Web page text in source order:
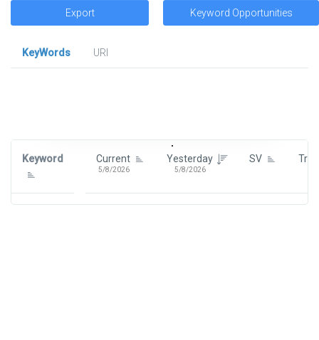
Export Keyword Opportunities
KeyWords
URl
Keyword Current
5/8/2026
Yesterday
5/8/2026
SV